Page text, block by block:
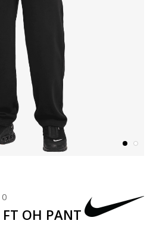
OH PANT